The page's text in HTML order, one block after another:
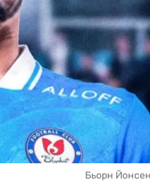
Бьорн